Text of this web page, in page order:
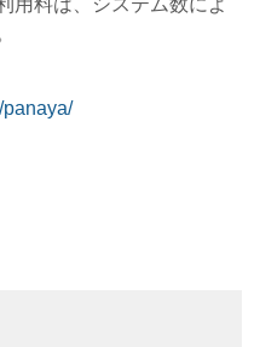
用料は、システム数によ
panaya/